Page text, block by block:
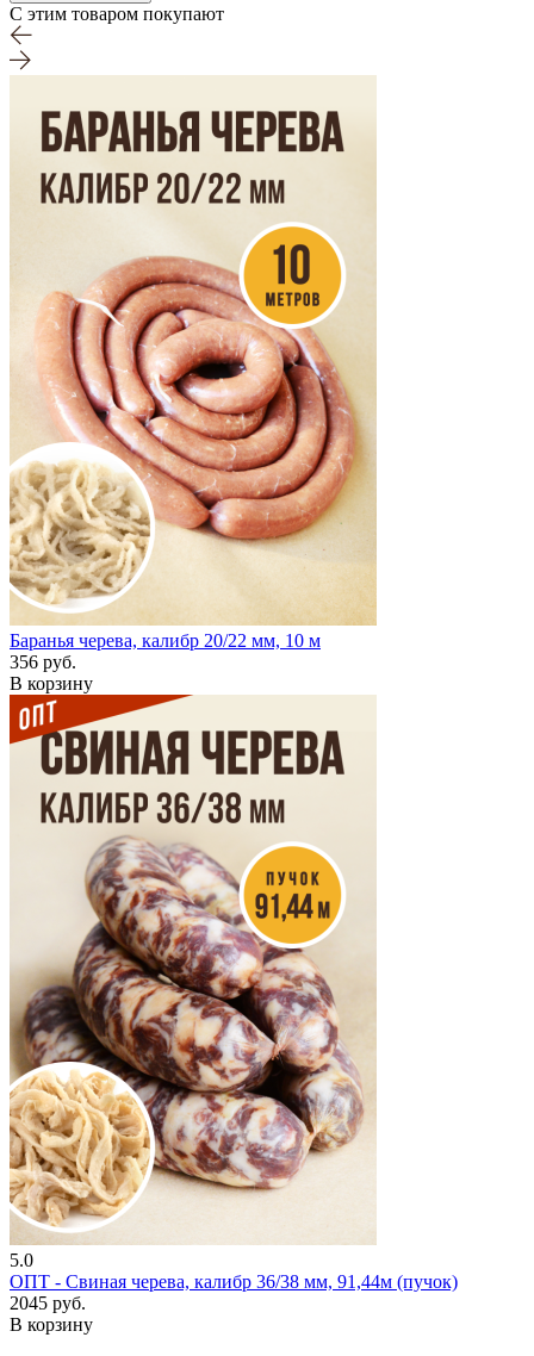
С этим товаром покупают
Баранья черева, калибр 20/22 мм, 10 м
356 руб.
В корзину
5.0
ОПТ - Свиная черева, калибр 36/38 мм, 91,44м (пучок)
2045 руб.
В корзину